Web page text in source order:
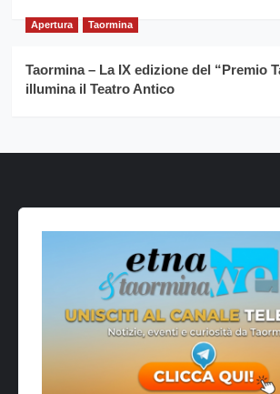
Apertura Taormina
Taormina – La IX edizione del “Premio
illumina il Teatro Antico